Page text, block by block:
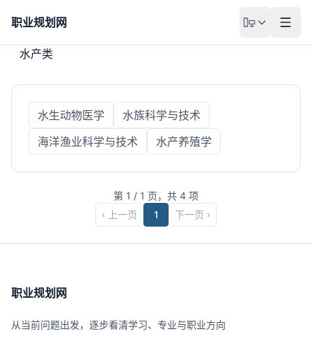
职业规划网
水产类
水生动物医学
水族科学与技术
海洋渔业科学与技术
水产养殖学
第 1 / 1 页，共 4 项
‹ 上一页
1 下一页 ›
职业规划网
从当前问题出发，逐步看清学习、专业与职业方向